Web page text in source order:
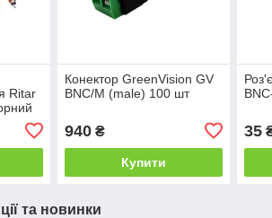
Ritar
Конектор GreenVision GV
BNC/M (male) 100 шт
940₴
Купити
35
та новинки